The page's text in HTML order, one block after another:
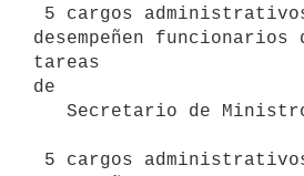
desempeñen funcionarios
tareas
de